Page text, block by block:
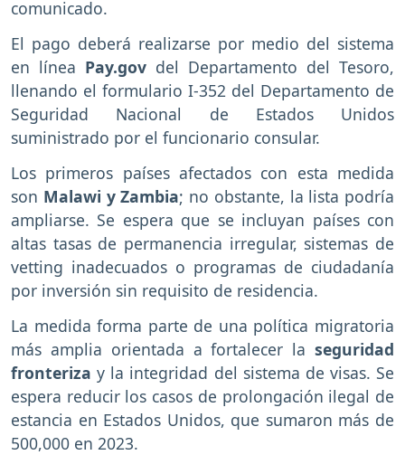
comunicado.
El pago deberá realizarse por medio del sistema
en línea Pay.gov del Departamento del Tesoro,
llenando el formulario I-352 del Departamento de
Seguridad Nacional de Estados Unidos
suministrado por el funcionario consular.
Los primeros países afectados con esta medida
son Malawi y Zambia; no obstante, la lista podría
ampliarse. Se espera que se incluyan países con
altas tasas de permanencia irregular, sistemas de
vetting inadecuados o programas de ciudadanía
por inversión sin requisito de residencia.
La medida forma parte de una política migratoria
más amplia orientada a fortalecer la seguridad
fronterizay la integridad del sistema de visas. Se
espera reducir los casos de prolongación ilegal de
estancia en Estados Unidos, que sumaron más de
500,000 en 2023.